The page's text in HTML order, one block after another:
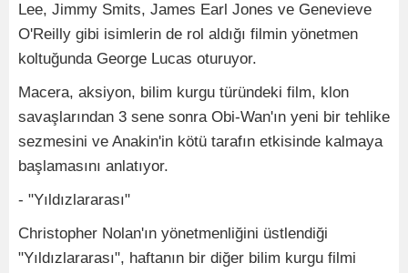
Lee, Jimmy Smits, James Earl Jones ve Genevieve
O'Reilly gibi isimlerin de rol aldığı filmin yönetmen
koltuğunda George Lucas oturuyor.
Macera, aksiyon, bilim kurgu türündeki film, klon
savaşlarından 3 sene sonra Obi-Wan'ın yeni bir tehlike
sezmesini ve Anakin'in kötü tarafın etkisinde kalmaya
başlamasını anlatıyor.
- "Yıldızlararası"
Christopher Nolan'ın yönetmenliğini üstlendiği
"Yıldızlararası", haftanın bir diğer bilim kurgu filmi